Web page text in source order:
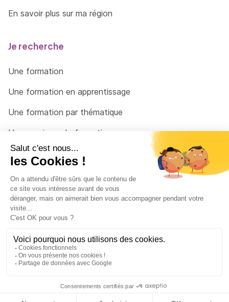
En savoir plus sur ma région
Je recherche
Une formation
Une formation en apprentissage
Une formation par thématique
Un organisme de formation
Un conseiller
Une solution pour raccrocher
© 2026 - Côté Formations - par Via Compétences
Menu Pied de page
Mentions Légales
Politique de confidentialité